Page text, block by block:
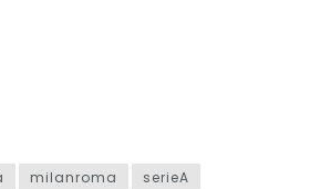
milanroma serieA